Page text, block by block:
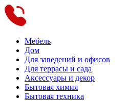
Мебель
Дом
Для заведений и офисов
Для террасы и сада
Аксессуары и декор
Бытовая химия
Бытовая техника